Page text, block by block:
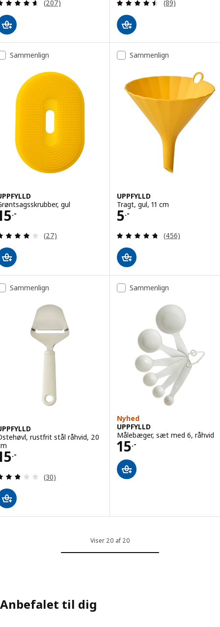
(207) (89)
Sammenlign
gul
.- 15.-
Anmeld: 3.9 ud af 5 Stjerner. Anmeldelser i alt:
(27)
Sammenlign
UPPFYLLD
Tragt, gul, 11 cm
5.-
Pris 5.-
Anmeld: 4.7 ud
(456)
Sammenlign
rustfrit stål råhvid, 20
.- 15.-
Anmeld: 2.8 ud af 5 Stjerner. Anmeldelser i alt:
(30)
Sammenlign
Nyhed
UPPFYLLD
Målebæger, sæt med 6, råhvid
15.-
Pris 15.-
Viser 20 af 20
Anbefalet til dig